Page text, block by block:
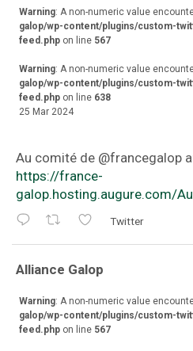
Warning: A non-numeric value
galop/wp-content/plugins/custom-
feed.php on line 567
Warning: A non-numeric value
galop/wp-content/plugins/custom-
feed.php on line 638
25 Mar 2024
Au comité de ⁦@francegalop⁩
https://france-
galop.hosting.augure.com/
Twitter
Alliance Galop
Warning: A non-numeric value
galop/wp-content/plugins/custom-
feed.php on line 567